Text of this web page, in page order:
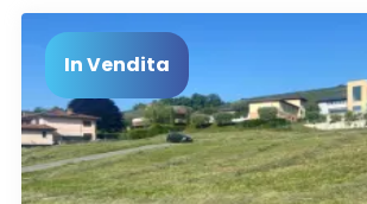
In Vendita